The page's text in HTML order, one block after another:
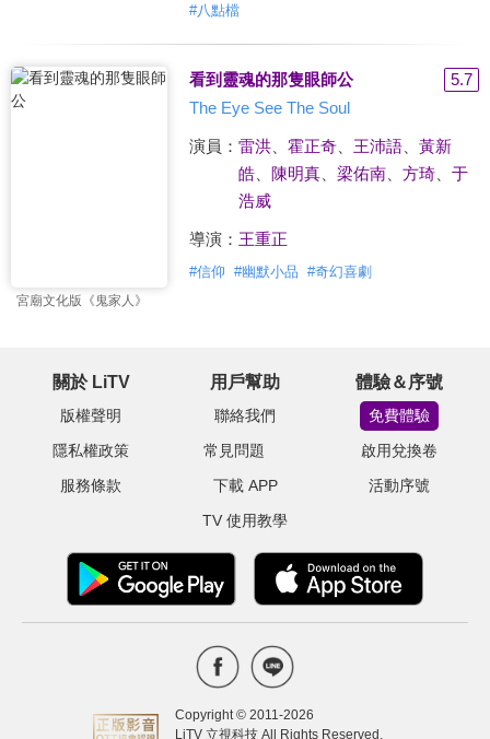
#八點檔
宮廟文化版《鬼家人》
看到靈魂的那隻眼師公
5.7
The Eye See The Soul
演員： 雷洪、 霍正奇、 王沛語、 黃新
皓、 陳明真、 梁佑南、 方琦、 于
浩威
導演： 王重正
#信仰 #幽默小品 #奇幻喜劇
關於 LiTV
版權聲明
隱私權政策
服務條款
用戶幫助
聯絡我們
常見問題
下載 APP
TV 使用教學
體驗＆序號
免費體驗
啟用兌換卷
活動序號
Copyright © 2011-2026
LiTV 立視科技 All Rights Reserved.